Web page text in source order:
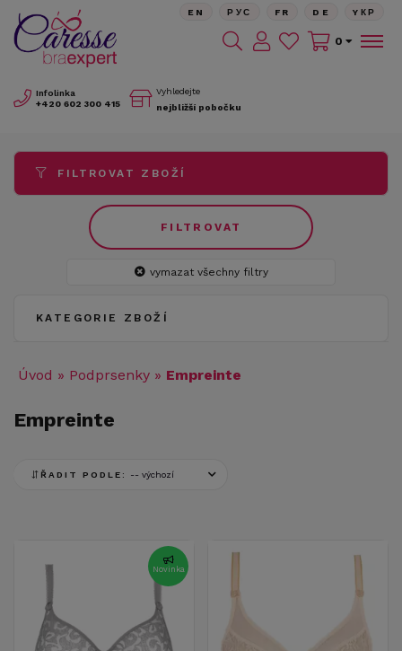
Infolinka
+420 602 300 415
Vyhledejte
nejbližší pobočku
EN РУС FR DE YКР
0
Úvod » Podprsenky » Empreinte
Empreinte
ŘADIT PODLE:
Novinka
FILTROVAT ZBOŽÍ
FILTROVAT
vymazat všechny filtry
KATEGORIE ZBOŽÍ